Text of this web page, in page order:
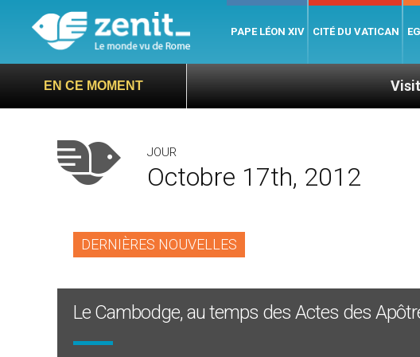
PAPE LÉON XIV CITÉ DU VATICAN
EN CE MOMENT Visite
JOUR
Octobre 17th, 2012
DERNIÈRES NOUVELLES
Le Cambodge, au temps des Actes des